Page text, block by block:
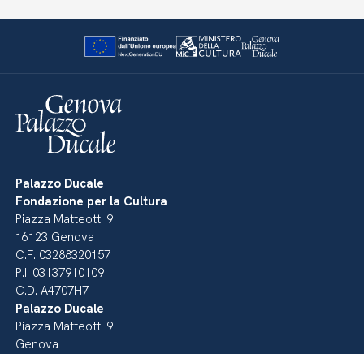
Palazzo Ducale
Fondazione per la Cultura
Piazza Matteotti 9
16123 Genova
C.F. 03288320157
P.I. 03137910109
C.D. A4707H7
Palazzo Ducale
Piazza Matteotti 9
Genova